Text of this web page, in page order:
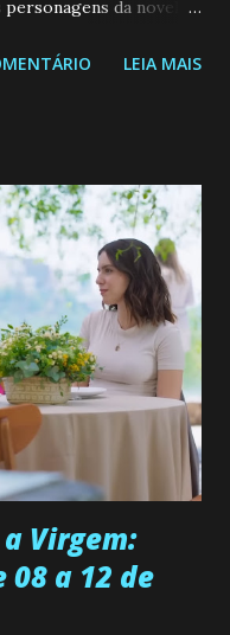
da novela?
(Camila
homem que realmente
todas as suas energias a
e se orgulhando de
na
muito alegre, é
criativa e
ótima amiga. Pode ser
decide fazer algo.
é inseminada por eng...
LEIA MAIS
Virgem:
08 a 12 de